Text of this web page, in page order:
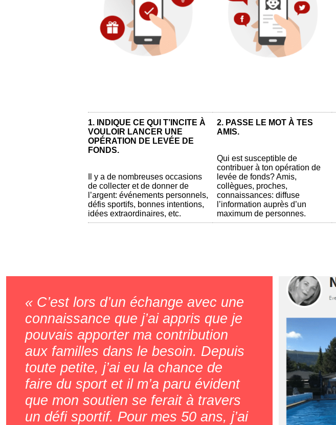
1. INDIQUE CE QUI T’INCITE À
VOULOIR LANCER UNE
OPÉRATION DE LEVÉE DE
FONDS.
Il y a de nombreuses occasions
de collecter et de donner de
l’argent: événements personnels,
défis sportifs, bonnes intentions,
idées extraordinaires, etc.
2. PASSE LE MOT À TES
AMIS.
Qui est susceptible de
contribuer à ton opération de
levée de fonds? Amis,
collègues, proches,
connaissances: diffuse
l’information auprès d’un
maximum de personnes.
C’est lors d’un échange avec une
connaissance que j’ai appris que je
pouvais apporter ma contribution
aux familles dans le besoin. Depuis
toute petite, j’ai eu la chance de
faire du sport et il m’a paru évident
que mon soutien se ferait à travers
un défi sportif. Pour mes 50 ans, j’ai